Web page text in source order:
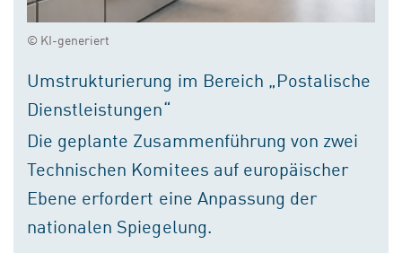
© KI-generiert
Umstrukturierung im Bereich „Postalische
Dienstleistungen“
Die geplante Zusammenführung von zwei
Technischen Komitees auf europäischer
Ebene erfordert eine Anpassung der
nationalen Spiegelung.